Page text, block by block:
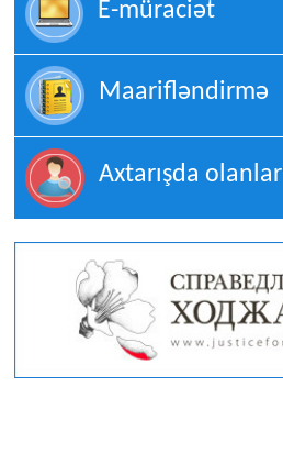
E-müraciət
Maarifləndirmə
Axtarışda olanlar